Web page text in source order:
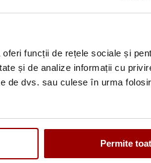
funcții de rețele sociale și
și de analize informații cu
de dvs. sau culese în urma
Permite